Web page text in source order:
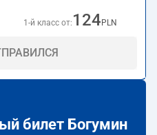
1-й класс от: 124 PLN
билет Богумин